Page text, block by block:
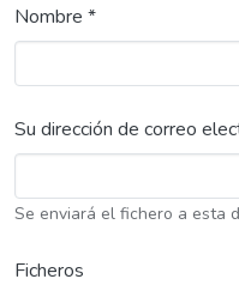
Nombre *
Su dirección de correo
Se enviará el fichero a esta
Ficheros